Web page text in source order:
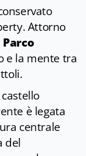
Attorno
Parco
e la mente tra
è legata
centrale
del